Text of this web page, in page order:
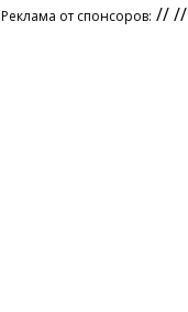
Реклама от спонсоров: // //